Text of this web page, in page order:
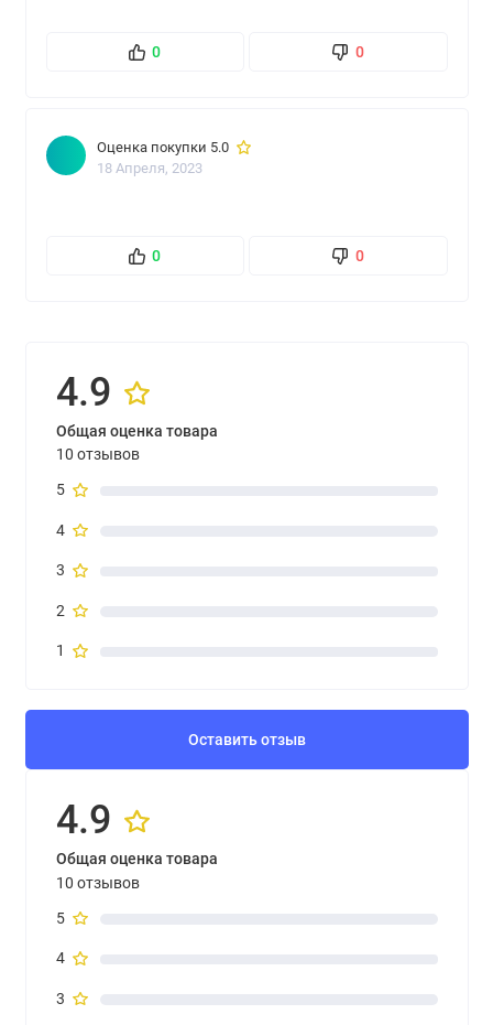
0 0
Оценка покупки 5.0
18 Апреля, 2023
0 0
4.9
Общая оценка товара
10 отзывов
5
4
3
2
1
Оставить отзыв
4.9
Общая оценка товара
10 отзывов
5
4
3